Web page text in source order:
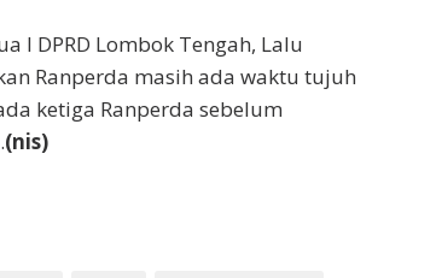
I DPRD Lombok Tengah, Lalu
Ranperda masih ada waktu tujuh
ketiga Ranperda sebelum
(nis)